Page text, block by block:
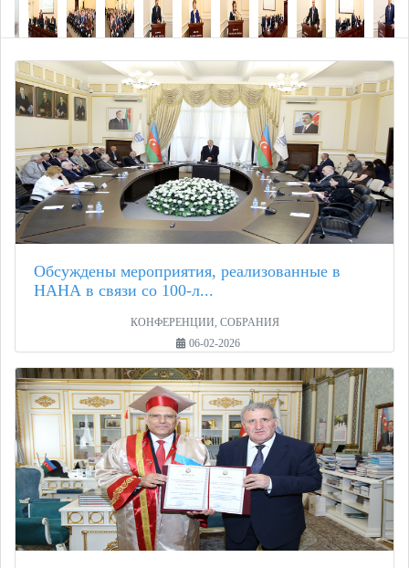
Обсуждены мероприятия, реализованные в
НАНА в связи со 100-л...
КОНФЕРЕНЦИИ, СОБРАНИЯ
06-02-2026